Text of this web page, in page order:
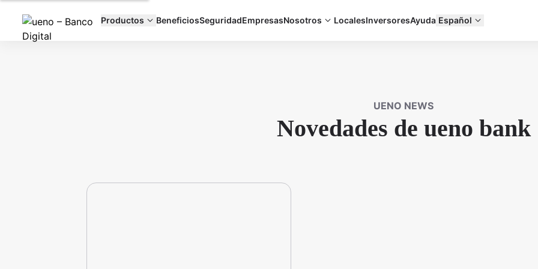
Productos BeneficiosSeguridadEmpresasNosotros LocalesInversoresAyuda Español
UENO NEWS
Novedades de ueno bank